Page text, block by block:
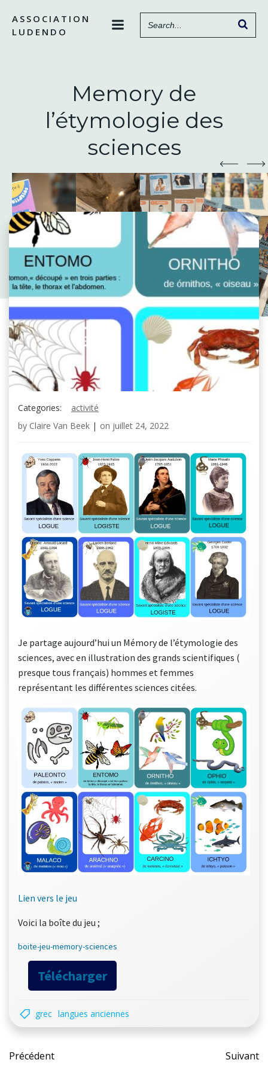
contenu
ASSOCIATION
LUDENDO
Memory de
l’étymologie des
sciences
Categories:
activité
by Claire Van Beek | on juillet 24, 2022
Je partage aujourd’hui un Mémory de l’étymologie des
sciences, avec en illustration des grands scientifiques (
presque tous français) hommes et femmes
représentant les différentes sciences citées.
Lien vers le jeu
Voici la boîte du jeu ;
boite-jeu-memory-sciences
Télécharger
grec langues anciennes
Post
Précédent Suivant